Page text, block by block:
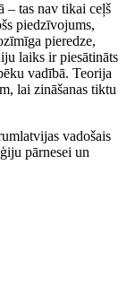
– tas nav tikai ceļš
piedzīvojums,
pieredze,
laiks ir piesātināts
vadībā. Teorija
lai zināšanas tiktu
vadošais
pārnesei un